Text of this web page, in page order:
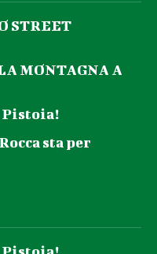
STREET
MONTAGNA A
Pistoia!
sta per